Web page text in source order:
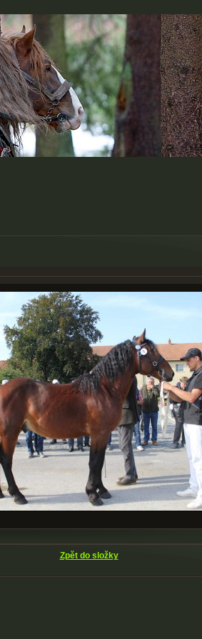
Zpět do složky